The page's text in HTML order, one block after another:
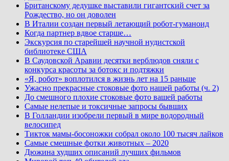
Британскому дедушке выставили гигантский счет за
Рождество, но он доволен
В Италии создан первый летающий робот-гуманоид
Когда партнер вдвое старше…
Экскурсия по старейшей научной нудистской
библиотеке США
В Саудовской Аравии десятки верблюдов сняли с
конкурса красоты за ботокс и подтяжки
«Я, робот» воплотился в жизнь лет на 15 раньше
Ужасно прекрасные стоковые фото нашей работы (ч. 2)
До смешного плохие стоковые фото вашей работы
Самые нелепые и токсичные запросы бывших
В Голландии изобрели первый в мире водородный
велосипед
Тикток мамы-босоножки собрал около 100 тысяч лайков
Самые смешные фотки животных – 2020
Дюжина худших описаний лучших фильмов